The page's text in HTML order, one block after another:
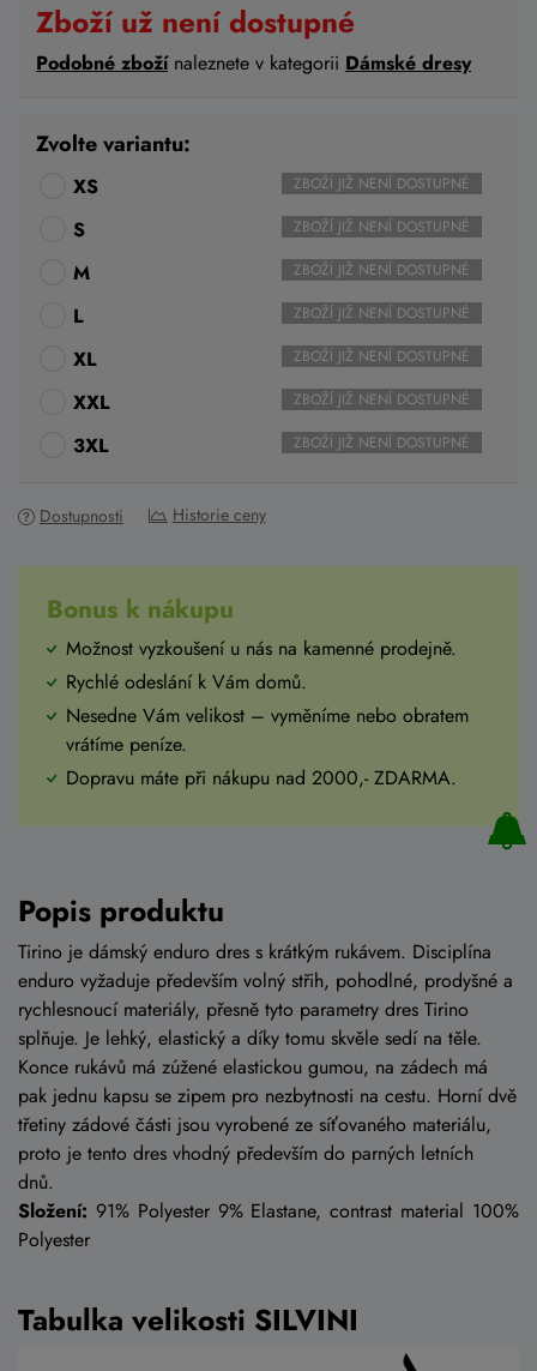
Zboží už není dostupné
Podobné zbožínaleznete v kategorii Dámské dresy
Zvolte variantu:
XS ZBOŽÍ JIŽ NENÍ DOSTUPNÉ
S ZBOŽÍ JIŽ NENÍ DOSTUPNÉ
M ZBOŽÍ JIŽ NENÍ DOSTUPNÉ
L ZBOŽÍ JIŽ NENÍ DOSTUPNÉ
XL ZBOŽÍ JIŽ NENÍ DOSTUPNÉ
XXL ZBOŽÍ JIŽ NENÍ DOSTUPNÉ
3XL ZBOŽÍ JIŽ NENÍ DOSTUPNÉ
Dostupnosti Historie ceny
Bonus k nákupu
Možnost vyzkoušení u nás na kamenné prodejně.
Rychlé odeslání k Vám domů.
Nesedne Vám velikost – vyměníme nebo obratem
vrátíme peníze.
Dopravu máte při nákupu nad 2000,- ZDARMA.
Popis produktu
Tirino je dámský enduro dres s krátkým rukávem. Disciplína
enduro vyžaduje především volný střih, pohodlné, prodyšné a
rychlesnoucí materiály, přesně tyto parametry dres Tirino
splňuje. Je lehký, elastický a díky tomu skvěle sedí na těle.
Konce rukávů má zúžené elastickou gumou, na zádech má
pak jednu kapsu se zipem pro nezbytnosti na cestu. Horní dvě
třetiny zádové části jsou vyrobené ze síťovaného materiálu,
proto je tento dres vhodný především do parných letních
dnů.
Složení: 91% Polyester 9% Elastane, contrast material 100%
Polyester
Tabulka velikosti SILVINI